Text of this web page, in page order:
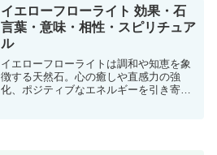
イエローフローライト 効果・石
言葉・意味・相性・スピリチュア
ル
イエローフローライトは調和や知恵を象
徴する天然石。心の癒しや直感力の強
化、ポジティブなエネルギーを引き寄せ